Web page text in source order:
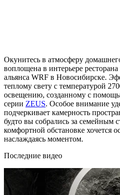
Окунитесь в атмосферу
воплощена в интерьере
альянса WRF в Новосибирске.
теплому свету с температурой
освещению, созданному с
серии ZEUS. Особое внимание
подчеркивает камерность
будто вы собрались за семейным
комфортной обстановке хочется
наслаждаясь моментом.
Последние видео